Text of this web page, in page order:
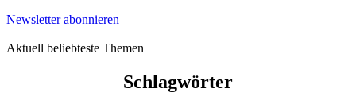
Newsletter abonnieren
Aktuell beliebteste Themen
Schlagwörter